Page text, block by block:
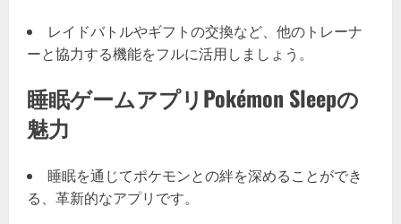
レイドバトルやギフトの交換など、他のトレーナ
ーと協力する機能をフルに活用しましょう。
睡眠ゲームアプリPokémon Sleepの
魅力
睡眠を通じてポケモンとの絆を深めることができ
る、革新的なアプリです。